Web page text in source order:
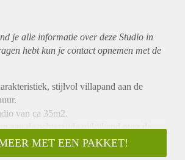
je alle informatie over deze Studio in
hebt kun je contact opnemen met de
stijlvol villapand aan de
van ca 35m2.
aan de achterzijde uitkijkend over de
een fijn ruim balkon, op slechts enkele
van het centrum en dichtbij het openbaar
MET EEN PAKKET!